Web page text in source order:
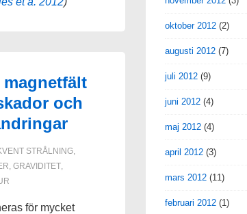
och
STRÅLNING,
GRAVIDITET,
för mycket
oktober 2012 (2)
augusti 2012 (7)
juli 2012 (9)
juni 2012 (4)
maj 2012 (4)
april 2012 (3)
mars 2012 (11)
februari 2012 (1)